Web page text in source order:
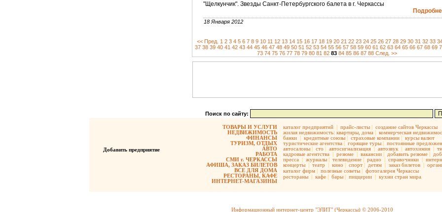
"Щелкунчик". Звезды Санкт-Петербургского балета в г. Черкассы
18 Января 2012
<< Пред. 1 2 3 4 5 6 7 8 9 10 11 12 13 14 15 16 17 18 19 20 21 22 23 24 25 26 27 28 29 30 31 32 33
37 38 39 40 41 42 43 44 45 46 47 48 49 50 51 52 53 54 55 56 57 58 59 60 61 62 63 64 65 66 67 68 69
73 74 75 76 77 78 79 80 81 82 83 84 85 86 87 88 След. >>
Поиск по сайту:
Добавить предприятие
ТОВАРЫ И УСЛУГИ
НЕДВИЖИМОСТЬ
ФИНАНСЫ
ТУРИЗМ, ОТДЫХ
АВТО
РАБОТА
СМИ г. ЧЕРКАССЫ
АФИША, ЗАКАЗ БИЛЕТОВ
ВСЕ ДЛЯ ДОМА
РЕСТОРАНЫ, КАФЕ
ИНТЕРНЕТ-МАГАЗИНЫ
каталог предприятий | прайс-листы | создание сайтов Черкассы
жилая недвижимость: квартиры, дома | коммерческая
банки | кредитные союзы | страховые компании | курсы валют
туристические агентства | горящие туры | постоянные
автосалоны | сто | автосигнализация | автозвук | автохимия |
кадровые агентства | резюме | вакансии | добавить резюме |
пресса | журналы | телевидение | радио | справочники |
концерты | театр | кино | спорт | детям | заказ билетов |
каталог фирм | полезные советы | фотогалерея Черкассы
рестораны | кафе | бары | пиццерии | кухни стран мира
Информационный интернет-центр "ЭЛИТ" (Черкассы) © 2006-2010